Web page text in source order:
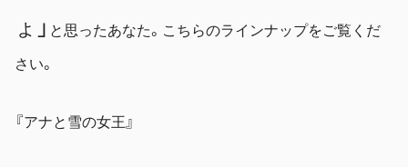
ょ」 と思ったあなた。こちらのラインナップをご覧くだ
さい。
『アナと雪の女王』